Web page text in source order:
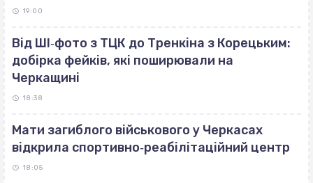
19:00
Від ШІ‐фото з ТЦК до Тренкіна з Корецьким:
добірка фейків, які поширювали на
Черкащині
18:38
Мати загиблого військового у Черкасах
відкрила спортивно‐реабілітаційний центр
18:05